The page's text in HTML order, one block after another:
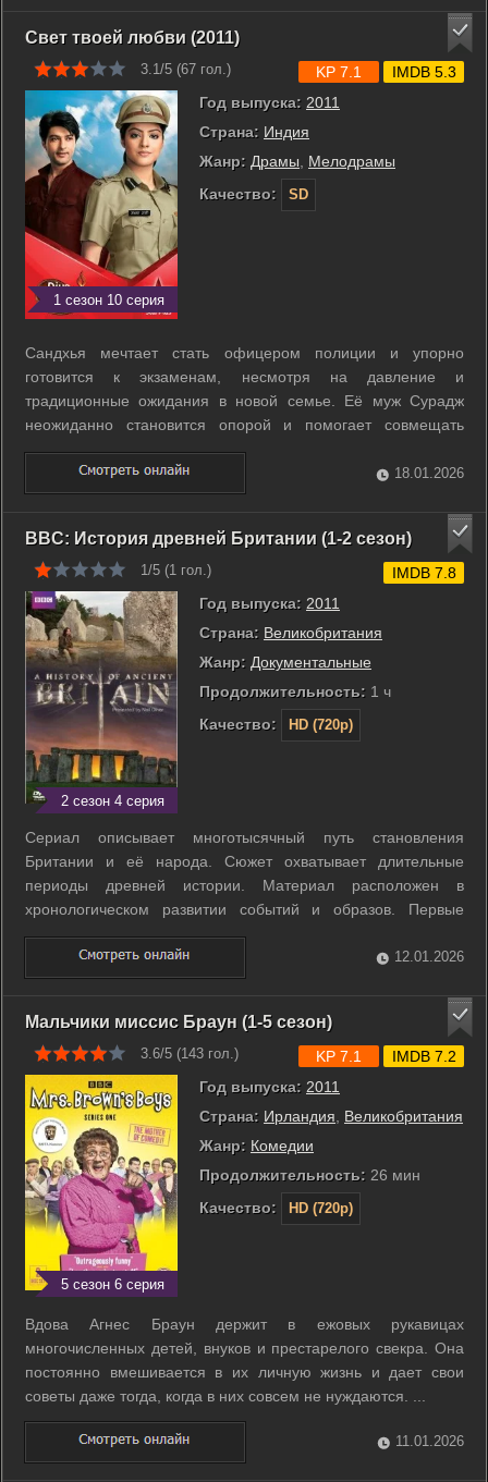
Свет твоей любви (2011)
3.1/5 (67 гол.)
1 сезон 10 серия
Год выпуска: 2011
Страна: Индия
Жанр: Драмы
Мелодрамы
Качество:
SD
KP 7.1 IMDB 5.3
Сандхья мечтает стать офицером полиции и упорно
готовится к экзаменам, несмотря на давление и
традиционные ожидания в новой семье. Её муж Сурадж
неожиданно становится опорой и помогает совмещать
домашние обязанности с учёбой. Вместе они сталкиваются
с сопротивлением родственников, общественными
предубеждениями и личными испытаниями. Постепенно ...
18.01.2026
BBC: История древней Британии (1-2 сезон)
1/5 (1 гол.)
2 сезон 4 серия
Год выпуска: 2011
Страна: Великобритания
Жанр: Документальные
Продолжительность: 1 ч
Качество:
HD (720p)
IMDB 7.8
Сериал описывает многотысячный путь становления
Британии и её народа. Сюжет охватывает длительные
периоды древней истории. Материал расположен в
хронологическом развитии событий и образов. Первые
эпохи показаны через призму природных и материальных
перемен. Лед, камень и бронза выступают как ключевые
ориентиры в трансформации ландшафта и общества. ...
12.01.2026
Мальчики миссис Браун (1-5 сезон)
3.6/5 (143 гол.)
5 сезон 6 серия
Год выпуска: 2011
Страна: Ирландия, Великобритания
Жанр: Комедии
Продолжительность: 26 мин
Качество:
HD (720p)
KP 7.1 IMDB 7.2
Вдова Агнес Браун держит в ежовых рукавицах
многочисленных детей, внуков и престарелого свекра. Она
постоянно вмешивается в их личную жизнь и дает свои
советы даже тогда, когда в них совсем не нуждаются. ...
11.01.2026